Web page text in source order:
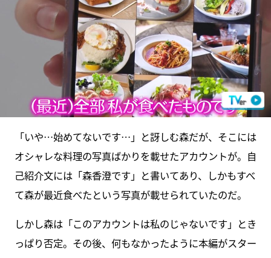
「いや…始めてないです…」と訝しむ森だが、そこには
オシャレな料理の写真ばかりを載せたアカウントが。自
己紹介文には「森香澄です」と書いてあり、しかもすべ
て森が最近食べたという写真が載せられていたのだ。
しかし森は「このアカウントは私のじゃないです」とき
っぱり否定。その後、何もなかったように本編がスター